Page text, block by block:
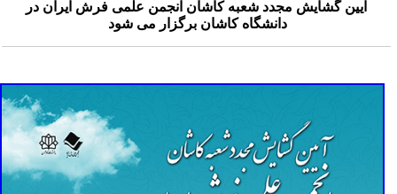
آیین گشایش مجدد شعبه کاشان انجمن علمی فرش ایران در
دانشگاه کاشان برگزار می شود